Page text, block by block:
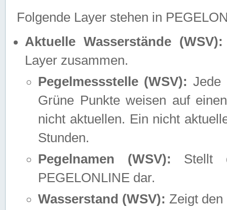
Folgende Layer stehen in
Aktuelle Wasserstände (WSV):
Layer zusammen.
Pegelmessstelle (WSV): Jede
Grüne Punkte weisen auf
nicht aktuellen. Ein nicht
Stunden.
Pegelnamen (WSV): Stellt
PEGELONLINE dar.
Wasserstand (WSV): Zeigt den